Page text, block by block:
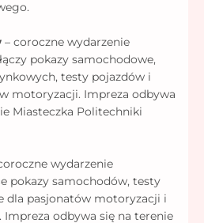
– coroczne wydarzenie
pokazy samochodowe,
testy pojazdów i
motoryzacji. Impreza odbywa
Miasteczka Politechniki
wydarzenie
pokazy samochodów, testy
dla pasjonatów motoryzacji i
odbywa się na terenie